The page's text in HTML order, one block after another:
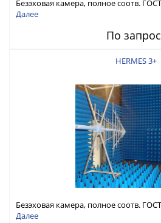
Безэховая камера, полное соотв.
51317.4.3
Далее
По
HERMES 3+
Безэховая камера, полное соотв.
51317.4.3
Далее